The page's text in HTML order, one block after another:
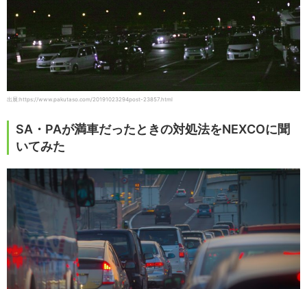
出展:https://www.pakutaso.com/20191023294post-23857.html
SA・PAが満車だったときの対処法をNEXCOに聞
いてみた